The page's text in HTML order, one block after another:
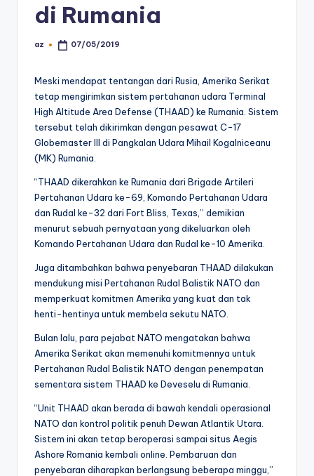
di Rumania
Posted
az 07/05/2019
Meski mendapat tentangan dari Rusia, Amerika Serikat
tetap mengirimkan sistem pertahanan udara Terminal
High Altitude Area Defense (THAAD) ke Rumania. Sistem
tersebut telah dikirimkan dengan pesawat C-17
Globemaster III di Pangkalan Udara Mihail Kogalniceanu
(MK) Rumania.
“THAAD dikerahkan ke Rumania dari Brigade Artileri
Pertahanan Udara ke-69, Komando Pertahanan Udara
dan Rudal ke-32 dari Fort Bliss, Texas,” demikian
menurut sebuah pernyataan yang dikeluarkan oleh
Komando Pertahanan Udara dan Rudal ke-10 Amerika.
Juga ditambahkan bahwa penyebaran THAAD dilakukan
mendukung misi Pertahanan Rudal Balistik NATO dan
memperkuat komitmen Amerika yang kuat dan tak
henti-hentinya untuk membela sekutu NATO.
Bulan lalu, para pejabat NATO mengatakan bahwa
Amerika Serikat akan memenuhi komitmennya untuk
Pertahanan Rudal Balistik NATO dengan penempatan
sementara sistem THAAD ke Deveselu di Rumania.
“Unit THAAD akan berada di bawah kendali operasional
NATO dan kontrol politik penuh Dewan Atlantik Utara.
Sistem ini akan tetap beroperasi sampai situs Aegis
Ashore Romania kembali online. Pembaruan dan
penyebaran diharapkan berlangsung beberapa minggu,”